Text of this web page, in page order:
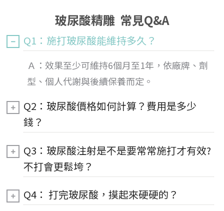
玻尿酸精雕 常見Q&A
Q1：施打玻尿酸能維持多久？
Ａ： 效果至少可維持6個月至1年，依廠牌、劑
型、個人代謝與後續保養而定。
Q2：玻尿酸價格如何計算？費用是多少
錢？
Q3：玻尿酸注射是不是要常常施打才有效?
不打會更鬆垮？
Q4： 打完玻尿酸，摸起來硬硬的？